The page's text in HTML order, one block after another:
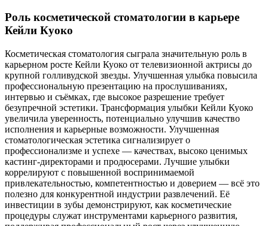
Роль косметической стоматологии в карьере
Кейли Куоко
Косметическая стоматология сыграла значительную роль в
карьерном росте Кейли Куоко от телевизионной актрисы до
крупной голливудской звезды. Улучшенная улыбка повысила
профессиональную презентацию на прослушиваниях,
интервью и съёмках, где высокое разрешение требует
безупречной эстетики. Трансформация улыбки Кейли Куоко
увеличила уверенность, потенциально улучшив качество
исполнения и карьерные возможности. Улучшенная
стоматологическая эстетика сигнализирует о
профессионализме и успехе — качествах, высоко ценимых
кастинг-директорами и продюсерами. Лучшие улыбки
коррелируют с повышенной воспринимаемой
привлекательностью, компетентностью и доверием — всё это
полезно для конкурентной индустрии развлечений. Её
инвестиции в зубы демонстрируют, как косметические
процедуры служат инструментами карьерного развития,